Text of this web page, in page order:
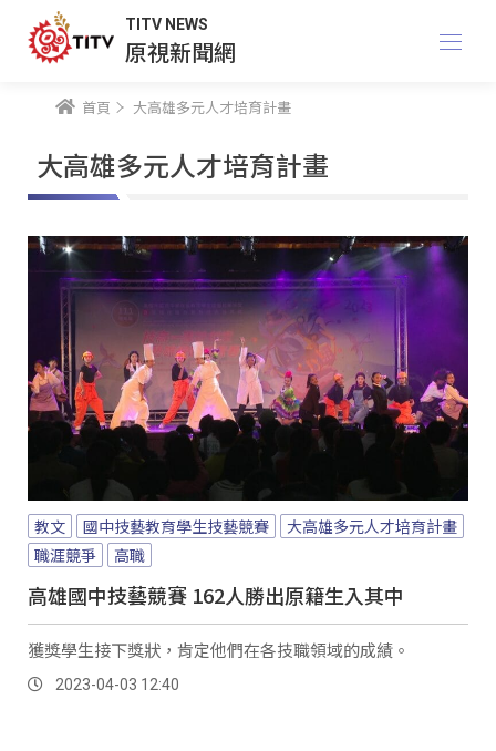
TITV NEWS
原視新聞網
首頁 大高雄多元人才培育計畫
大高雄多元人才培育計畫
教文 國中技藝教育學生技藝競賽
大高雄多元人才培育計畫
職涯競爭
高職
高雄國中技藝競賽 162人勝出原籍生入其中
獲獎學生接下獎狀，肯定他們在各技職領域的成績。
2023-04-03 12:40